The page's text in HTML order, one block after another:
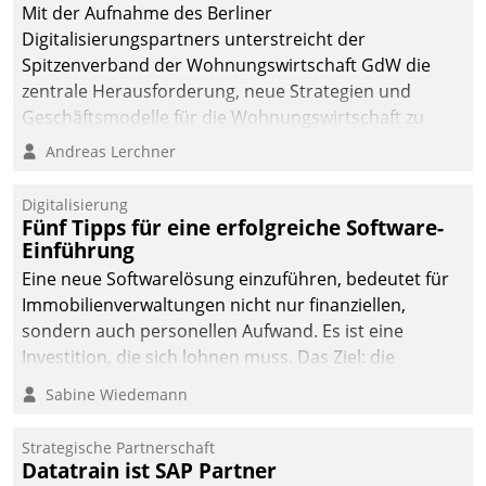
Mit der Aufnahme des Berliner
Digitalisierungspartners unterstreicht der
Spitzenverband der Wohnungswirtschaft GdW die
zentrale Herausforderung, neue Strategien und
Geschäftsmodelle für die Wohnungswirtschaft zu
entwickeln.
Andreas Lerchner
Digitalisierung
Fünf Tipps für eine erfolgreiche Software-
Einführung
Eine neue Softwarelösung einzuführen, bedeutet für
Immobilienverwaltungen nicht nur finanziellen,
sondern auch personellen Aufwand. Es ist eine
Investition, die sich lohnen muss. Das Ziel: die
nachhaltige Optimierung der Geschäftsabläufe. Damit
dieses Ziel erreicht wird, sollten einige Grundregeln
Sabine Wiedemann
Strategische Partnerschaft
Datatrain ist SAP Partner